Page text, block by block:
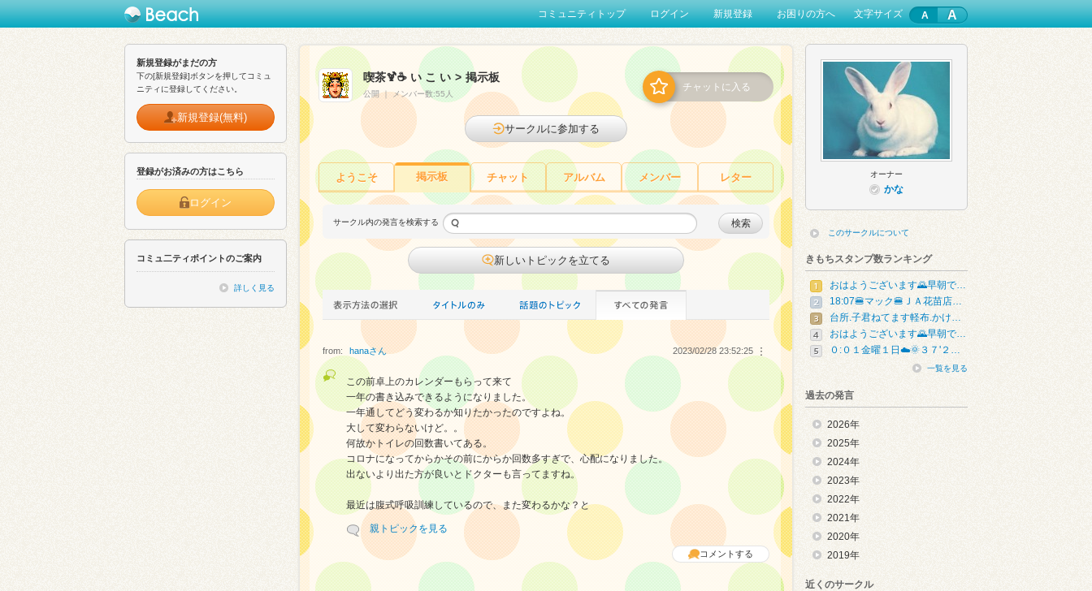
コミュニティトップ ログイン 新規登録 お困りの方へ 文字サイズ A
新規登録がまだの方
下の[新規登録]ボタンを押してコミュ
ニティに登録してください。
新規登録(無料)
登録がお済みの方はこちら
ログイン
コミュ二ティポイントのご案内
詳しく見る
喫茶🍹☕ い こ い > 掲示板
公開｜ メンバー数:55人
チャットに入る
サークルに参加する
ようこそ 掲示板 チャット アルバム メンバー レター
サークル内の発言を検索する 検索
新しいトピックを立てる
from: hanaさん ︙
2023/02/28 23:52:25
この前卓上のカレンダーもらって来て
一年の書き込みできるようになりました。
一年通してどう変わるか知りたかったのですよね。
大して変わらないけど。。
何故かトイレの回数書いてある。
コロナになってからかその前にからか回数多すぎで、心配になりました。
出ないより出た方が良いとドクターも言ってますね。
最近は腹式呼吸訓練しているので、また変わるかな？と
親トピックを見る
コメントする
オーナー
かな
このサークルについて
きもちスタンプ数ランキング
おはようございます🌄早朝で…
18:07🍔マック🍔ＪＡ花苗店…
台所.子君ねてます軽布.かけ…
おはようございます🌄早朝で…
０:０１金曜１日☁️🌞３７'２…
一覧を見る
過去の発言
2026年
2025年
2024年
2023年
2022年
2021年
2020年
2019年
近くのサークル